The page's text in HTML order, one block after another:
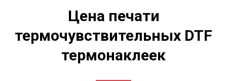
Цена печати
термочувствительных DTF
термонаклеек